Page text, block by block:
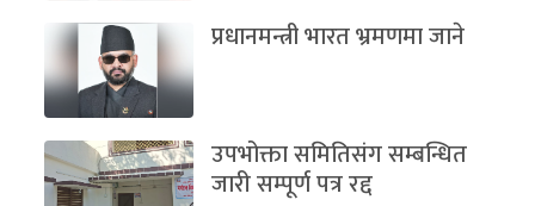
प्रधानमन्त्री भारत भ्रमणमा जाने
उपभोक्ता समितिसंग सम्बन्धित
जारी सम्पूर्ण पत्र रद्द